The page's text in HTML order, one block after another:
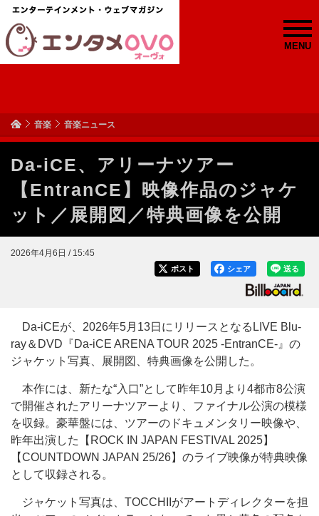
MENU
音楽 音楽ニュース
Da-iCE、アリーナツアー
【EntranCE】映像作品のジャケ
ット／展開図／特典画像を公開
2026年4月6日 / 15:45
送る
シェア
ポスト
Da-iCEが、2026年5月13日にリリースとなるLIVE Blu-
ray＆DVD『Da-iCE ARENA TOUR 2025 -EntranCE-』の
ジャケット写真、展開図、特典画像を公開した。
本作には、新たな“入口”として昨年10月より4都市8公演
で開催されたアリーナツアーより、ファイナル公演の模様
を収録。豪華盤には、ツアーのドキュメンタリー映像や、
昨年出演した【ROCK IN JAPAN FESTIVAL 2025】
【COUNTDOWN JAPAN 25/26】のライブ映像が特典映像
として収録される。
ジャケット写真は、TOCCHIIがアートディレクターを担